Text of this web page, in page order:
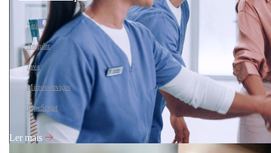
Saúde
Angular
Java
Microsserviços
TypeScript
Ler mais